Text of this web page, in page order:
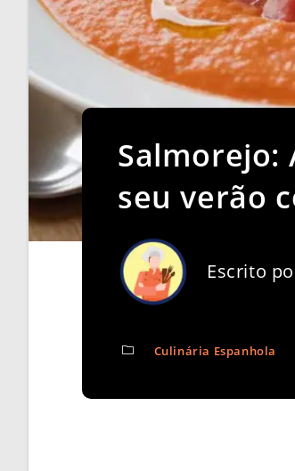
Salmorejo:
seu verão
Escrito
Culinária Espanhola